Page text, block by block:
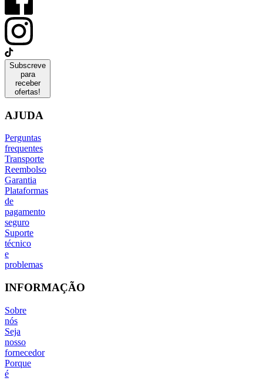
Subscreve
para
receber
ofertas!
AJUDA
Perguntas
frequentes
Transporte
Reembolso
Garantia
Plataformas
de
pagamento
seguro
Suporte
técnico
e
problemas
INFORMAÇÃO
Sobre
nós
Seja
nosso
fornecedor
Porque
é